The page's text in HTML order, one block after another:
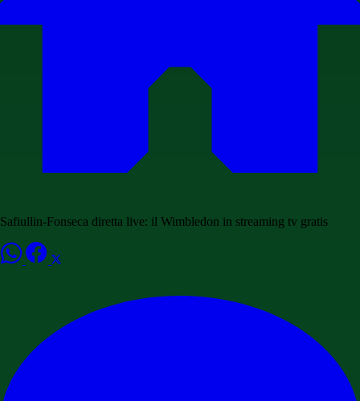
Safiullin-Fonseca diretta live: il Wimbledon in streaming tv gratis